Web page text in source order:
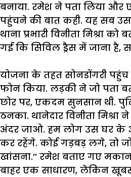
बनाया. रमेश ने पता लिया और
पहुंचने की बात कही. यह सब उस
थाना प्रभारी विनीता मिश्रा को
गई कि सिविल ड्रैस में जाना है,
योजना के तहत सोनडोंगरी पहुंच
फोन किया. लड़की ने जो पता
छोर पर, एकदम सुनसान थी.
ठनका. थानेदार विनीता मिश्रा ने
अंदर जाओ. हम लोग उस घर के
कर रहेंगे. कोई गड़बड़ लगे, तो
खांसना.’’ रमेश बताए गए
बाहर एक साधारण, लेकिन